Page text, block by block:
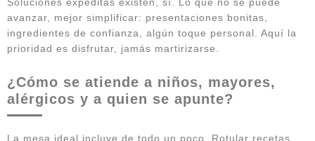
avanzar, mejor simplificar: presentaciones bonitas,
ingredientes de confianza, algún toque personal. Aquí la
prioridad es disfrutar, jamás martirizarse.
¿Cómo se atiende a niños, mayores,
alérgicos y a quien se apunte?
La mesa ideal incluye de todo un poco. Rotular recetas,